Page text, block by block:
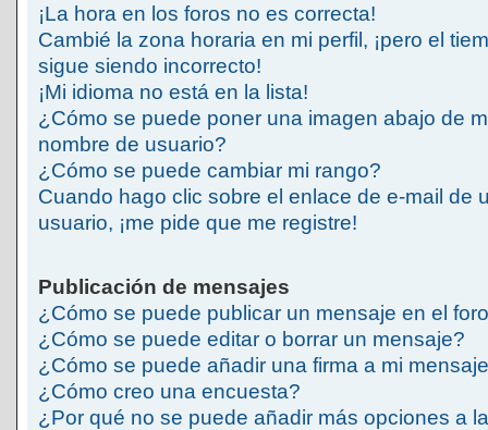
¡La hora en los foros no es correcta!
Cambié la zona horaria en mi perfil, ¡pero el
sigue siendo incorrecto!
¡Mi idioma no está en la lista!
¿Cómo se puede poner una imagen abajo de
nombre de usuario?
¿Cómo se puede cambiar mi rango?
Cuando hago clic sobre el enlace de e-mail de
usuario, ¡me pide que me registre!
Publicación de mensajes
¿Cómo se puede publicar un mensaje en el
¿Cómo se puede editar o borrar un mensaje?
¿Cómo se puede añadir una firma a mi
¿Cómo creo una encuesta?
¿Por qué no se puede añadir más opciones a la